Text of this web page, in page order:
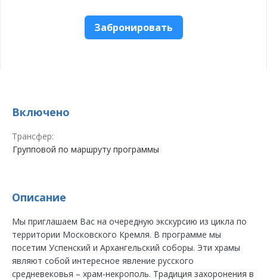
Забронировать
Включено
Трансфер:
Групповой по маршруту программы
Описание
Мы приглашаем Вас на очередную экскурсию из цикла по
территории Московского Кремля. В программе мы
посетим Успенский и Архангельский соборы. Эти храмы
являют собой интересное явление русского
средневековья – храм-некрополь. Традиция захоронения в